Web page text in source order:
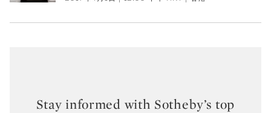
Stay informed with Sotheby’s top